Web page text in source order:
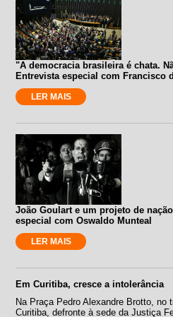
"A democracia brasileira é chata.
Entrevista especial com Francisco
LER MAIS
João Goulart e um projeto de
especial com Oswaldo Munteal
LER MAIS
Em Curitiba, cresce a intolerância
Na Praça Pedro Alexandre Brotto, no
Curitiba, defronte à sede da Justiça